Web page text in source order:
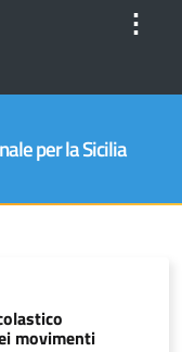
⋮
per la Sicilia
movimenti